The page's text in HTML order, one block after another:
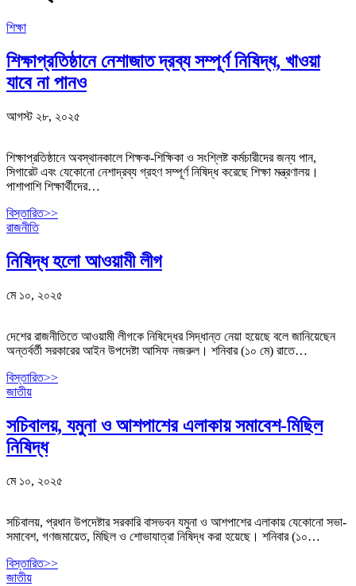
শিক্ষা
শিক্ষাপ্রতিষ্ঠানে নেশাজাত দ্রব্য সম্পূর্ণ নিষিদ্ধ, খাওয়া
যাবে না পানও
আগস্ট ২৮, ২০২৫
শিক্ষাপ্রতিষ্ঠানে অবস্থানকালে শিক্ষক-শিক্ষিকা ও সংশ্লিষ্ট কর্মচারীদের জন্য পান,
সিগারেট এবং যেকোনো নেশাদ্রব্য গ্রহণ সম্পূর্ণ নিষিদ্ধ করেছে শিক্ষা মন্ত্রণালয়।
পাশাপাশি শিক্ষার্থীদের…
বিস্তারিত>>
রাজনীতি
নিষিদ্ধ হলো আওয়ামী লীগ
মে ১০, ২০২৫
দেশের রাজনীতিতে আওয়ামী লীগকে নিষিদ্ধের সিদ্ধান্ত নেয়া হয়েছে বলে জানিয়েছেন
অন্তর্বর্তী সরকারের আইন উপদেষ্টা আসিফ নজরুল। শনিবার (১০ মে) রাতে…
বিস্তারিত>>
জাতীয়
সচিবালয়, যমুনা ও আশপাশের এলাকায় সমাবেশ-মিছিল
নিষিদ্ধ
মে ১০, ২০২৫
সচিবালয়, প্রধান উপদেষ্টার সরকারি বাসভবন যমুনা ও আশপাশের এলাকায় যেকোনো সভা-
সমাবেশ, গণজমায়েত, মিছিল ও শোভাযাত্রা নিষিদ্ধ করা হয়েছে। শনিবার (১০…
বিস্তারিত>>
জাতীয়